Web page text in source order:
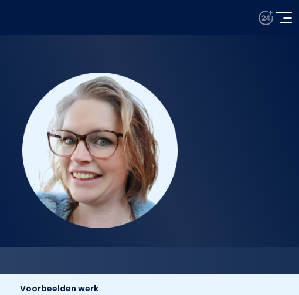
Voorbeelden werk